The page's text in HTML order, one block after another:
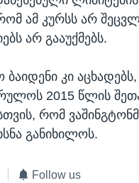
ამ კურსს არ
არ გააუქმებს.
ბაიდენი კი
2015 წლის
რომ
განიხილოს.
Follow us